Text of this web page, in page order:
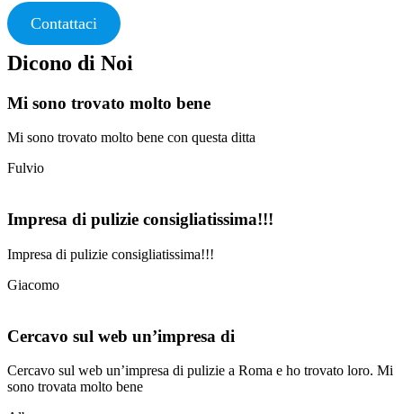
Contattaci
Dicono di Noi
Mi sono trovato molto bene
Mi sono trovato molto bene con questa ditta
Fulvio
Impresa di pulizie consigliatissima!!!
Impresa di pulizie consigliatissima!!!
Giacomo
Cercavo sul web un’impresa di
Cercavo sul web un’impresa di pulizie a Roma e ho trovato loro. Mi
sono trovata molto bene